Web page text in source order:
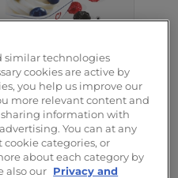
similar technologies
cookies are active by
you help us improve our
more relevant content and
information with
You can at any
categories, or
about each category by
also our Privacy and